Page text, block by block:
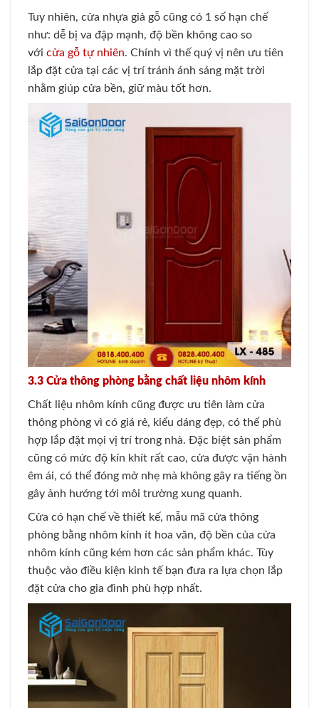
Tuy nhiên, cửa nhựa giả gỗ cũng có 1 số hạn chế
như: dễ bị va đập mạnh, độ bền không cao so
với cửa gỗ tự nhiên. Chính vì thế quý vị nên ưu tiên
lắp đặt cửa tại các vị trí tránh ánh sáng mặt trời
nhằm giúp cửa bền, giữ màu tốt hơn.
3.3 Cửa thông phòng bằng chất liệu nhôm kính
Chất liệu nhôm kính cũng được ưu tiên làm cửa
thông phòng vì có giá rẻ, kiểu dáng đẹp, có thể phù
hợp lắp đặt mọi vị trí trong nhà. Đặc biệt sản phẩm
cũng có mức độ kín khít rất cao, cửa được vận hành
êm ái, có thể đóng mở nhẹ mà không gây ra tiếng ồn
gây ảnh hướng tới môi trường xung quanh.
Cửa có hạn chế về thiết kế, mẫu mã cửa thông
phòng bằng nhôm kính ít hoa văn, độ bền của cửa
nhôm kính cũng kém hơn các sản phẩm khác. Tùy
thuộc vào điều kiện kinh tế bạn đưa ra lựa chọn lắp
đặt cửa cho gia đình phù hợp nhất.